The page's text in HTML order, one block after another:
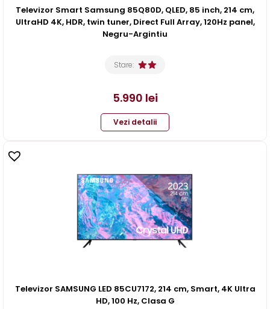
Televizor Smart Samsung 85Q80D, QLED, 85 inch, 214 cm,
UltraHD 4K, HDR, twin tuner, Direct Full Array, 120Hz panel,
Negru-Argintiu
Stare:
5.990 lei
Vezi detalii
Televizor SAMSUNG LED 85CU7172, 214 cm, Smart, 4K Ultra
HD, 100 Hz, Clasa G